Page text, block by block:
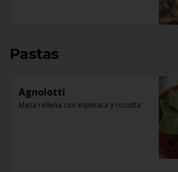
Pastas
Agnolotti
Masa rellena con espinaca y rocotta